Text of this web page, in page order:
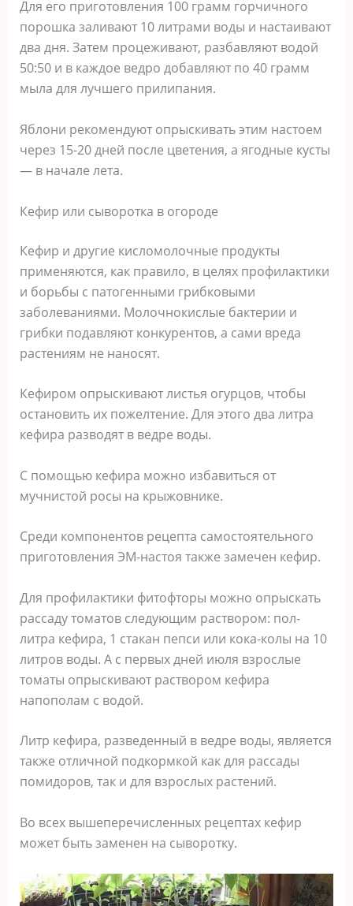
Для его приготовления 100 грамм горчичного
порошка заливают 10 литрами воды и настаивают
два дня. Затем процеживают, разбавляют водой
50:50 и в каждое ведро добавляют по 40 грамм
мыла для лучшего прилипания.
Яблони рекомендуют опрыскивать этим настоем
через 15-20 дней после цветения, а ягодные кусты
— в начале лета.
Кефир или сыворотка в огороде
Кефир и другие кисломолочные продукты
применяются, как правило, в целях профилактики
и борьбы с патогенными грибковыми
заболеваниями. Молочнокислые бактерии и
грибки подавляют конкурентов, а сами вреда
растениям не наносят.
Кефиром опрыскивают листья огурцов, чтобы
остановить их пожелтение. Для этого два литра
кефира разводят в ведре воды.
С помощью кефира можно избавиться от
мучнистой росы на крыжовнике.
Среди компонентов рецепта самостоятельного
приготовления ЭМ-настоя также замечен кефир.
Для профилактики фитофторы можно опрыскать
рассаду томатов следующим раствором: пол-
литра кефира, 1 стакан пепси или кока-колы на 10
литров воды. А с первых дней июля взрослые
томаты опрыскивают раствором кефира
напополам с водой.
Литр кефира, разведенный в ведре воды, является
также отличной подкормкой как для рассады
помидоров, так и для взрослых растений.
Во всех вышеперечисленных рецептах кефир
может быть заменен на сыворотку.